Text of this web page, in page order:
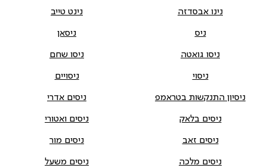
נינו אבסדזה נינט טייב
ניס ניסאן
ניסו גואטה ניסו שחם
ניסוי ניסויים
ניסיון התנקשות בטראמפ ניסים אדרי
ניסים בלאק ניסים ואטורי
ניסים זאב ניסים מור
ניסים מלכה ניסים משעל